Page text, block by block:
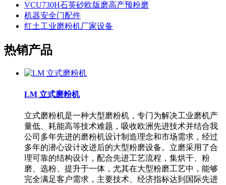
VCU730H石英砂欧版磨高产预粉磨
机器安全门配件
红土工业磨粉机厂家设备
热销产品
LM 立式磨粉机
立式磨粉机是一种大型磨粉机，专门为解决工业磨机产
量低、耗能高等技术难题，吸收欧洲先进技术并结合我
公司多年先进的磨粉机设计制造理念和市场需求，经过
多年的潜心设计改进后的大型粉磨设备。立磨采用了合
理可靠的结构设计，配合先进工艺流程，集烘干、粉
磨、选粉、提升于一体，尤其在大型粉磨工艺中，能够
完全满足客户需求，主要技术、经济指标达到国际先进